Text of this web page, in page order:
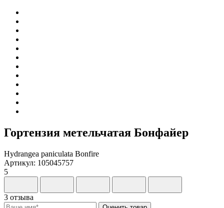
Гортензия метельчатая Бонфайер
Hydrangea paniculata Bonfire
Артикул: 105045757
5
3 отзыва